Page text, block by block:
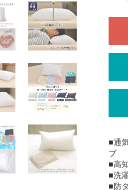
■通
プ
■高
■洗
■防